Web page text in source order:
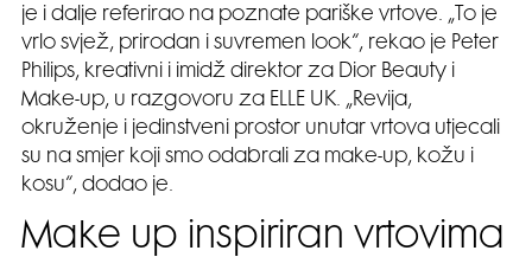
je i dalje referirao na poznate pariške vrtove. „To je
vrlo svjež, prirodan i suvremen look“, rekao je Peter
Philips, kreativni i imidž direktor za Dior Beauty i
Make-up, u razgovoru za ELLE UK. „Revija,
okruženje i jedinstveni prostor unutar vrtova utjecali
su na smjer koji smo odabrali za make-up, kožu i
kosu“, dodao je.
Make up inspiriran vrtovima